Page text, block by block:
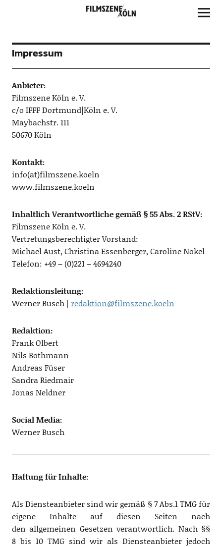
Filmszene Köln
Impressum
Anbieter:
Filmszene Köln e. V.
c/o IFFF Dortmund|Köln e. V.
Maybachstr. 111
50670 Köln
Kontakt:
info(at)filmszene.koeln
www.filmszene.koeln
Inhaltlich Verantwortliche gemäß § 55 Abs. 2 RStV:
Filmszene Köln e. V.
Vertretungsberechtigter Vorstand:
Michael Aust, Christina Essenberger, Caroline Nokel
Telefon: +49 – (0)221 – 4694240
Redaktionsleitung:
Werner Busch | redaktion@filmszene.koeln
Redaktion:
Frank Olbert
Nils Bothmann
Andreas Füser
Sandra Riedmair
Jonas Neldner
Social Media:
Werner Busch
Haftung für Inhalte:
Als Diensteanbieter sind wir gemäß § 7 Abs.1 TMG für
eigene Inhalte auf diesen Seiten nach
den allgemeinen Gesetzen verantwortlich. Nach §§
8 bis 10 TMG sind wir als Diensteanbieter jedoch